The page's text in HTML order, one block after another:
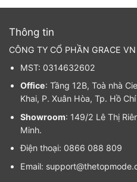
Thông tin
CÔNG TY CỔ PHẦN GRACE VN
MST: 0314632602
Office: Tầng 12B, Toà nhà
Khai, P. Xuân Hòa, Tp. Hồ
Showroom: 149/2 Lê Thị
Minh.
Điện thoại: 0866 088 809
Email: